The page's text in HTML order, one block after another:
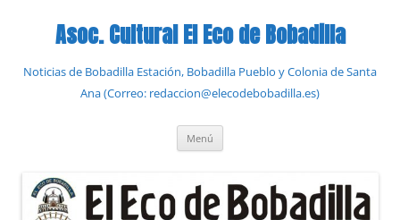
contenidoAsoc. Cultural El Eco de Bobadilla
Noticias de Bobadilla Estación, Bobadilla Pueblo y Colonia de Santa
Ana (Correo: redaccion@elecodebobadilla.es)
Menú